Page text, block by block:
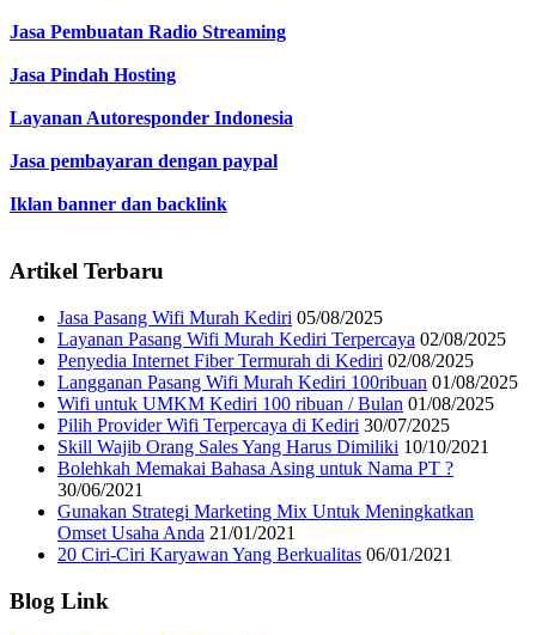
Jasa Pembuatan Radio Streaming
Jasa Pindah Hosting
Layanan Autoresponder Indonesia
Jasa pembayaran dengan paypal
Iklan banner dan backlink
Artikel Terbaru
Jasa Pasang Wifi Murah Kediri 05/08/2025
Layanan Pasang Wifi Murah Kediri Terpercaya 02/08/2025
Penyedia Internet Fiber Termurah di Kediri 02/08/2025
Langganan Pasang Wifi Murah Kediri 100ribuan 01/08/2025
Wifi untuk UMKM Kediri 100 ribuan / Bulan 01/08/2025
Pilih Provider Wifi Terpercaya di Kediri 30/07/2025
Skill Wajib Orang Sales Yang Harus Dimiliki 10/10/2021
Bolehkah Memakai Bahasa Asing untuk Nama PT ?
30/06/2021
Gunakan Strategi Marketing Mix Untuk Meningkatkan
Omset Usaha Anda 21/01/2021
20 Ciri-Ciri Karyawan Yang Berkualitas 06/01/2021
Blog Link